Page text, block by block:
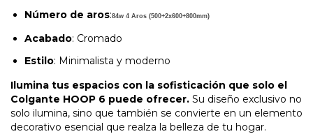
Número de aros:84w 4 Aros (500+2x600+800mm)
Acabado: Cromado
Estilo: Minimalista y moderno
Ilumina tus espacios con la sofisticación que solo el
Colgante HOOP 6 puede ofrecer. Su diseño exclusivo no
solo ilumina, sino que también se convierte en un elemento
decorativo esencial que realza la belleza de tu hogar.